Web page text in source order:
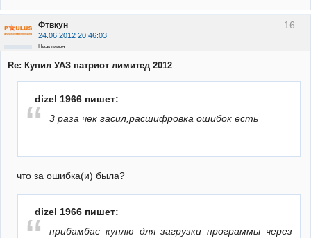
16
Фтвкун
24.06.2012 20:46:03
Неактивен
Re: Купил УАЗ патриот лимитед 2012
dizel 1966 пишет:
3 раза чек гасил,расшифровка ошибок есть
что за ошибка(и) была?
dizel 1966 пишет:
прибамбас куплю для загрузки программы через